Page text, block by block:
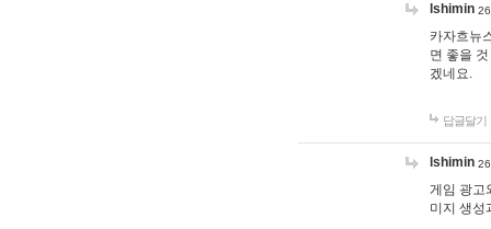
lshimin
카자흐뉴
면 좋을
겠네요.
답글달기
lshimin
게임 광고
미지 생성